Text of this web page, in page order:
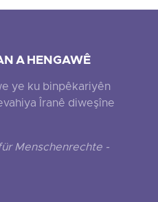
A HENGAWÊ
ye ku binpêkariyên
Îranê diweşîne
Menschenrechte -